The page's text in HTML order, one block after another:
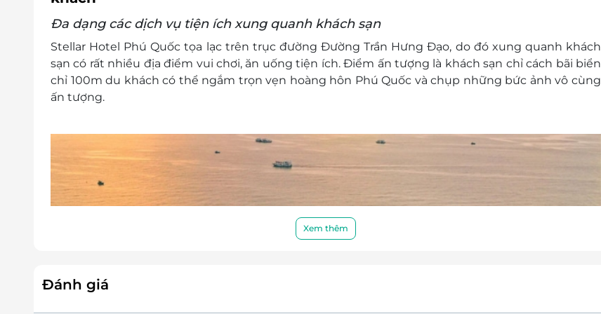
Đa dạng các dịch vụ tiện ích xung quanh khách sạn
Stellar Hotel Phú Quốc tọa lạc trên trục đường Đường Trần Hưng Đạo, do đó xung quanh khách
sạn có rất nhiều địa điểm vui chơi, ăn uống tiện ích.Điểm ấn tượng là khách sạn chỉ cách bãi biển
chỉ 100m du khách có thể ngắm trọn vẹn hoàng hôn Phú Quốc và chụp những bức ảnh vô cùng
ấn tượng.
Xem thêm
Đánh giá